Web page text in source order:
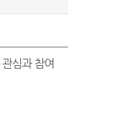
심과 참여